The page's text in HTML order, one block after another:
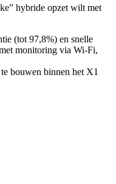
hybride opzet wilt met
(tot 97,8%) en snelle
monitoring via Wi-Fi,
bouwen binnen het X1